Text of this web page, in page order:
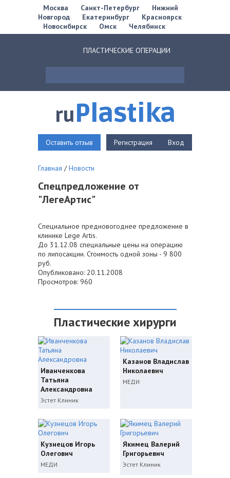
Москва Санкт-Петербург
Нижний
Новгород
Екатеринбург
Красноярск
Новосибирск
Омск Челябинск
ПЛАСТИЧЕСКИЕ ОПЕРАЦИИ
ruPlastika
Оставить отзыв Регистрация Вход
Главная / Новости
Спецпредложение от
"ЛегеАртис"
Специальное предновогоднее предложение в
клинике Lege Artis.
До 31.12.08 специальные цены на операцию
по липосакции. Стоимость одной зоны - 9 800
руб.
Опубликовано: 20.11.2008
Просмотров: 960
Пластические хирурги
Иванченкова
Татьяна
Александровна
Эстет Клиник
Казанов Владислав
Николаевич
МЕДИ
Кузнецов Игорь
Олегович
МЕДИ
Якимец Валерий
Григорьевич
Эстет Клиник